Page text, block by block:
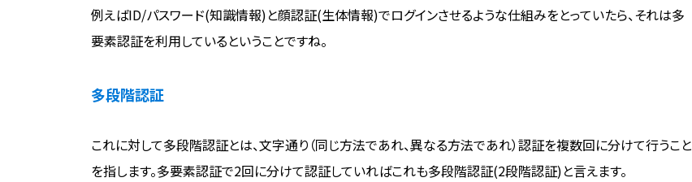
例えばID/パスワード(知識情報)と顔認証(生体情報)でログインさせるような仕組みをとっていたら、それは多
要素認証を利用しているということですね。
多段階認証
これに対して多段階認証とは、文字通り（同じ方法であれ、異なる方法であれ）認証を複数回に分けて行うこと
を指します。多要素認証で2回に分けて認証していればこれも多段階認証(2段階認証)と言えます。